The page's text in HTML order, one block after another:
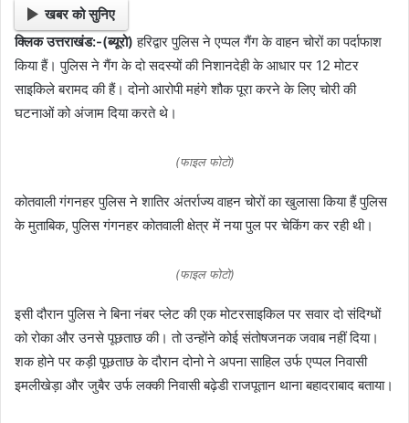
m
a
i
खबर को सुनिए
क्लिक उत्तराखंड:-(ब्यूरो) हरिद्वार पुलिस ने एप्पल गैंग के वाहन चोरों का पर्दाफाश
किया हैं। पुलिस ने गैंग के दो सदस्यों की निशानदेही के आधार पर 12 मोटर
साइकिले बरामद की हैं। दोनो आरोपी महंगे शौक पूरा करने के लिए चोरी की
घटनाओं को अंजाम दिया करते थे।
(फाइल फोटो)
कोतवाली गंगनहर पुलिस ने शातिर अंतर्राज्य वाहन चोरों का खुलासा किया हैं पुलिस
के मुताबिक, पुलिस गंगनहर कोतवाली क्षेत्र में नया पुल पर चेकिंग कर रही थी।
(फाइल फोटो)
इसी दौरान पुलिस ने बिना नंबर प्लेट की एक मोटरसाइकिल पर सवार दो संदिग्धों
को रोका और उनसे पूछताछ की। तो उन्होंने कोई संतोषजनक जवाब नहीं दिया।
शक होने पर कड़ी पूछताछ के दौरान दोनो ने अपना साहिल उर्फ एप्पल निवासी
इमलीखेड़ा और जुबैर उर्फ लक्की निवासी बढ़ेडी राजपूतान थाना बहादराबाद बताया।